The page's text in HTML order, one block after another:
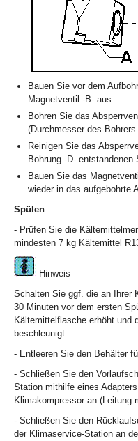
Bauen Sie vor dem
Magnetventil -B- aus.
Bohren Sie das
(Durchmesser des
Reinigen Sie das
Bohrung -D- entstandenen
Bauen Sie das
wieder in das aufgebohrte
Spülen
- Prüfen Sie die
mindesten 7 kg Kältemittel
Hinweis
Schalten Sie ggf. die an Ihrer
30 Minuten vor dem ersten
Kältemittelflasche erhöht und
beschleunigt.
- Entleeren Sie den Behälter
- Schließen Sie den
Station mithilfe eines
Klimakompressor an (Leitung
- Schließen Sie den
der Klimaservice-Station an